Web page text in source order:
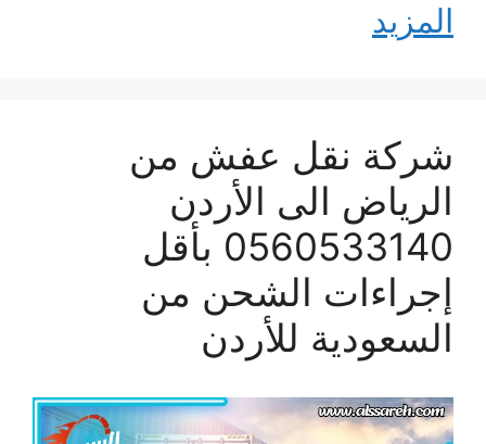
المزيد
شركة نقل عفش من
الرياض الى الأردن
0560533140 بأقل
إجراءات الشحن من
السعودية للأردن